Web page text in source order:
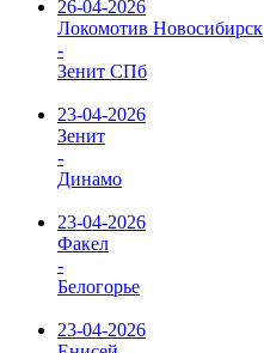
26-04-2026
Локомотив Новосибирск
-
Зенит СПб
23-04-2026
Зенит
-
Динамо
23-04-2026
Факел
-
Белогорье
23-04-2026